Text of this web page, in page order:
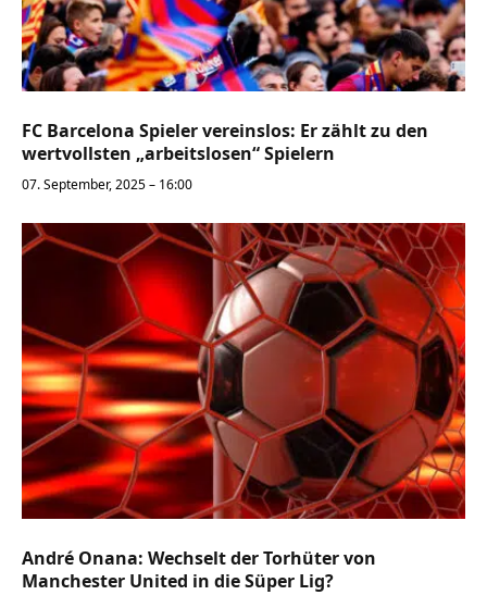
FC Barcelona Spieler vereinslos: Er zählt zu den
wertvollsten „arbeitslosen“ Spielern
07. September, 2025 – 16:00
André Onana: Wechselt der Torhüter von
Manchester United in die Süper Lig?